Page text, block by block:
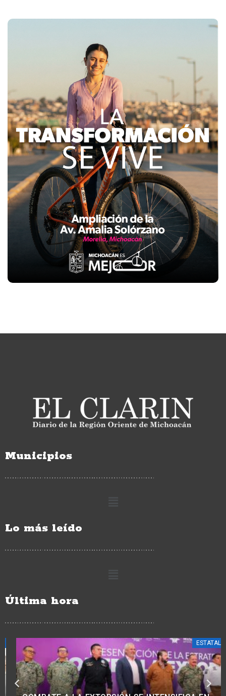
Municipios
Lo más leído
Última hora
ESTATALES